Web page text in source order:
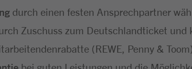
durch einen festen Ansprechpartner
Zuschuss zum Deutschlandticket und
(REWE, Penny & Toom)